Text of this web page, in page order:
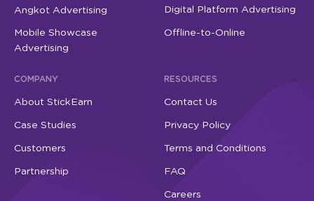
Angkot Advertising
Mobile Showcase
Advertising
Digital Platform Advertising
Offline-to-Online
COMPANY
About StickEarn
Case Studies
Customers
Partnership
RESOURCES
Contact Us
Privacy Policy
Terms and Conditions
FAQ
Careers